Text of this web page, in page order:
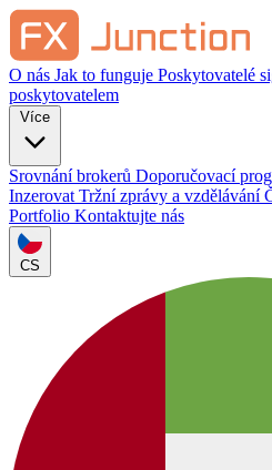
O nás Jak to funguje Poskytovatelé
poskytovatelem
Srovnání brokerů Doporučovací
Inzerovat Tržní zprávy a vzdělávání
Portfolio Kontaktujte nás
CS